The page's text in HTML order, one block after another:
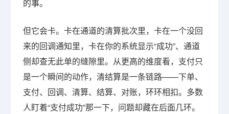
的事。
但它会卡。卡在通道的清算批次里，卡在一个没回
来的回调通知里，卡在你的系统显示“成功”、通道
侧却查无此单的缝隙里。从更高的维度看，支付只
是一个瞬间的动作，清结算是一条链路——下单、
支付、回调、清算、结算、对账，环环相扣。多数
人盯着“支付成功”那一下，问题却藏在后面几环。